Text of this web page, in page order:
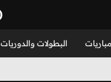
مباريات البطولات والدوريات